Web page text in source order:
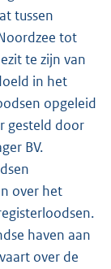
tussen
tot
te zijn van
in het
opgeleid
gesteld door
BV.
over het
haven aan
over de